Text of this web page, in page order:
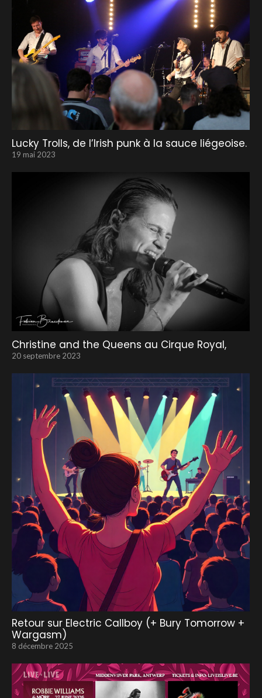
Lucky Trolls, de l’Irish punk à la sauce liégeoise.
19 mai 2023
Christine and the Queens au Cirque Royal,
20 septembre 2023
Retour sur Electric Callboy (+ Bury Tomorrow +
Wargasm)
8 décembre 2025